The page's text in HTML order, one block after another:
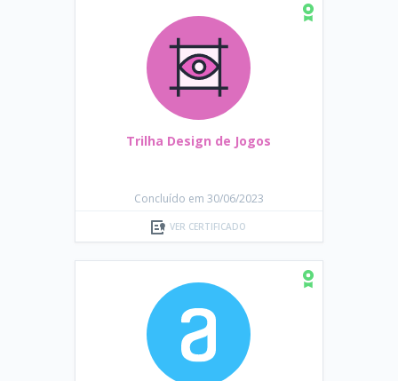
Trilha Design de Jogos
Concluído em 30/06/2023
VER CERTIFICADO